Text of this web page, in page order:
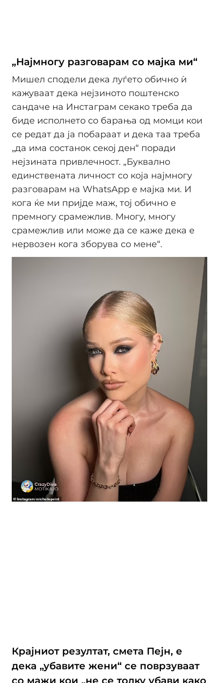
„Најмногу разговарам со мајка ми“
Мишел сподели дека луѓето обично ѝ
кажуваат дека нејзиното поштенско
сандаче на Инстаграм секако треба да
биде исполнето со барања од момци кои
се редат да ја побараат и дека таа треба
„да има состанок секој ден“ поради
нејзината привлечност. „Буквално
единствената личност со која најмногу
разговарам на WhatsApp е мајка ми. И
кога ќе ми пријде маж, тој обично е
премногу срамежлив. Многу, многу
срамежлив или може да се каже дека е
нервозен кога зборува со мене“.
Крајниот резултат, смета Пејн, е
дека „убавите жени“ се поврзуваат
со мажи кои „не се толку убави како